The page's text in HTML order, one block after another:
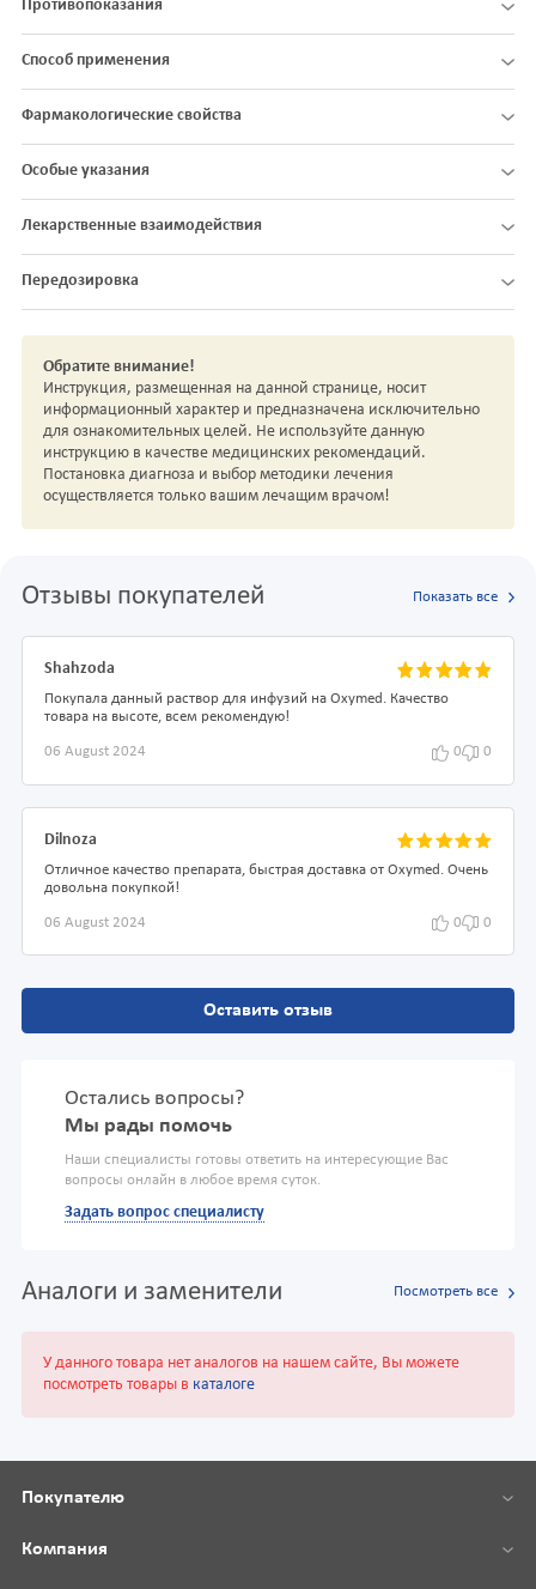
Противопоказания
Способ применения
Фармакологические свойства
Особые указания
Лекарственные взаимодействия
Передозировка
Обратите внимание!
Инструкция, размещенная на данной странице, носит
информационный характер и предназначена исключительно
для ознакомительных целей. Не используйте данную
инструкцию в качестве медицинских рекомендаций.
Постановка диагноза и выбор методики лечения
осуществляется только вашим лечащим врачом!
Отзывы покупателей Показать все
Shahzoda
Покупала данный раствор для инфузий на Oxymed. Качество
товара на высоте, всем рекомендую!
06 August 2024 0 0
Dilnoza
Отличное качество препарата, быстрая доставка от Oxymed. Очень
довольна покупкой!
06 August 2024 0 0
Оставить отзыв
Остались вопросы?
Мы рады помочь
Наши специалисты готовы ответить на интересующие Вас
вопросы онлайн в любое время суток.
Задать вопрос специалисту
Аналоги и заменители Посмотреть все
У данного товара нет аналогов на нашем сайте, Вы можете
посмотреть товары в каталоге
Покупателю
Компания